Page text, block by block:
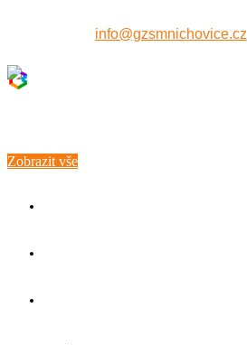
info@gzsmnichovice.cz
Zobrazit vše